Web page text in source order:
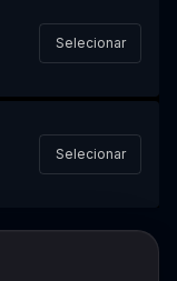
Selecionar
Selecionar